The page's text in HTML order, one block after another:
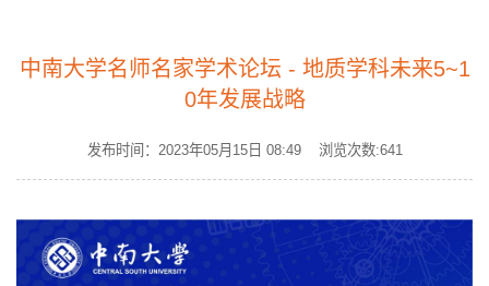
中南大学名师名家学术论坛 - 地质学科未来5~1
0年发展战略
发布时间：2023年05月15日 08:49 浏览次数:641